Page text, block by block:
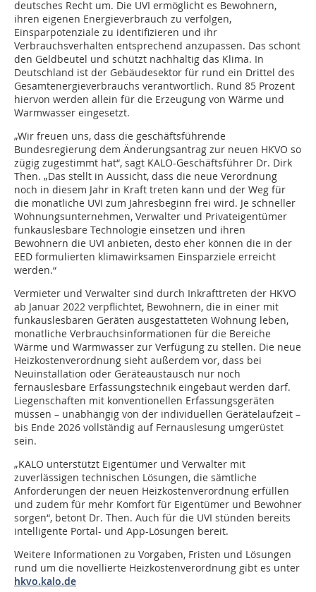
deutsches Recht um. Die UVI ermöglicht es Bewohnern,
ihren eigenen Energieverbrauch zu verfolgen,
Einsparpotenziale zu identifizieren und ihr
Verbrauchsverhalten entsprechend anzupassen. Das schont
den Geldbeutel und schützt nachhaltig das Klima. In
Deutschland ist der Gebäudesektor für rund ein Drittel des
Gesamtenergieverbrauchs verantwortlich. Rund 85 Prozent
hiervon werden allein für die Erzeugung von Wärme und
Warmwasser eingesetzt.
„Wir freuen uns, dass die geschäftsführende
Bundesregierung dem Änderungsantrag zur neuen HKVO so
zügig zugestimmt hat“, sagt KALO-Geschäftsführer Dr. Dirk
Then. „Das stellt in Aussicht, dass die neue Verordnung
noch in diesem Jahr in Kraft treten kann und der Weg für
die monatliche UVI zum Jahresbeginn frei wird. Je schneller
Wohnungsunternehmen, Verwalter und Privateigentümer
funkauslesbare Technologie einsetzen und ihren
Bewohnern die UVI anbieten, desto eher können die in der
EED formulierten klimawirksamen Einsparziele erreicht
werden.“
Vermieter und Verwalter sind durch Inkrafttreten der HKVO
ab Januar 2022 verpflichtet, Bewohnern, die in einer mit
funkauslesbaren Geräten ausgestatteten Wohnung leben,
monatliche Verbrauchsinformationen für die Bereiche
Wärme und Warmwasser zur Verfügung zu stellen. Die neue
Heizkostenverordnung sieht außerdem vor, dass bei
Neuinstallation oder Geräteaustausch nur noch
fernauslesbare Erfassungstechnik eingebaut werden darf.
Liegenschaften mit konventionellen Erfassungsgeräten
müssen – unabhängig von der individuellen Gerätelaufzeit –
bis Ende 2026 vollständig auf Fernauslesung umgerüstet
sein.
„KALO unterstützt Eigentümer und Verwalter mit
zuverlässigen technischen Lösungen, die sämtliche
Anforderungen der neuen Heizkostenverordnung erfüllen
und zudem für mehr Komfort für Eigentümer und Bewohner
sorgen“, betont Dr. Then. Auch für die UVI stünden bereits
intelligente Portal- und App-Lösungen bereit.
Weitere Informationen zu Vorgaben, Fristen und Lösungen
rund um die novellierte Heizkostenverordnung gibt es unter
hkvo.kalo.de